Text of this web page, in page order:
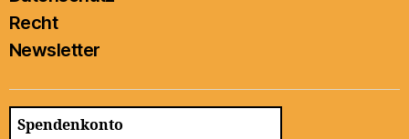
Recht
Newsletter
Spendenkonto